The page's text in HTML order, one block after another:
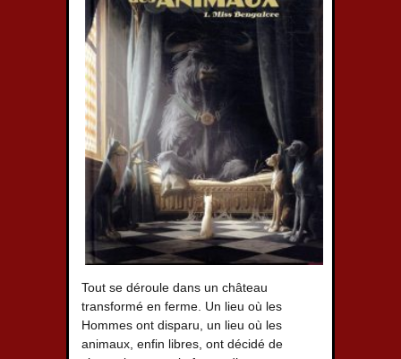
Tout se déroule dans un château
transformé en ferme. Un lieu où les
Hommes ont disparu, un lieu où les
animaux, enfin libres, ont décidé de